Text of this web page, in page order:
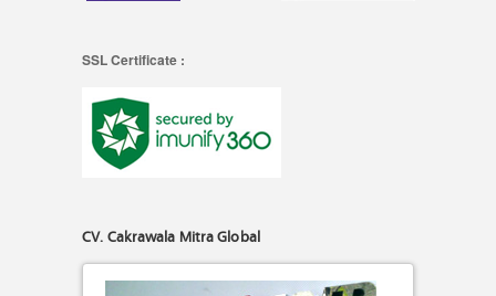
SSL Certificate :
CV. Cakrawala Mitra Global